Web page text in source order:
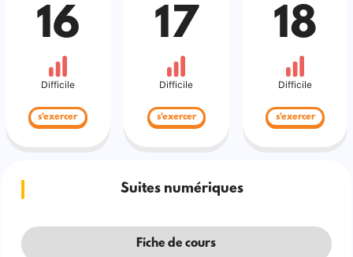
16
Difficile
s'exercer
17
Difficile
s'exercer
18
Difficile
s'exercer
Suites numériques
Fiche de cours